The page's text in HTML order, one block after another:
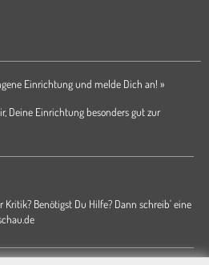
Einrichtung und melde Dich an! »
Deine Einrichtung besonders gut zur
Kritik? Benötigst Du Hilfe? Dann schreib' eine